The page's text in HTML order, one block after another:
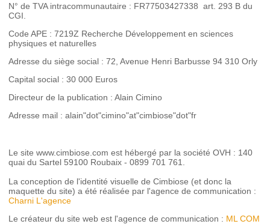
N° de TVA intracommunautaire : FR77503427338 art. 293 B du
CGI.
Code APE : 7219Z Recherche Développement en sciences
physiques et naturelles
Adresse du siège social : 72, Avenue Henri Barbusse 94 310 Orly
Capital social : 30 000 Euros
Directeur de la publication : Alain Cimino
Adresse mail : alain"dot"cimino"at"cimbiose"dot"fr
Le site www.cimbiose.com est hébergé par la société OVH : 140
quai du Sartel 59100 Roubaix - 0899 701 761.
La conception de l'identité visuelle de Cimbiose (et donc la
maquette du site) a été réalisée par l'agence de communication :
Charni L'agence
Le créateur du site web est l'agence de communication : ML COM